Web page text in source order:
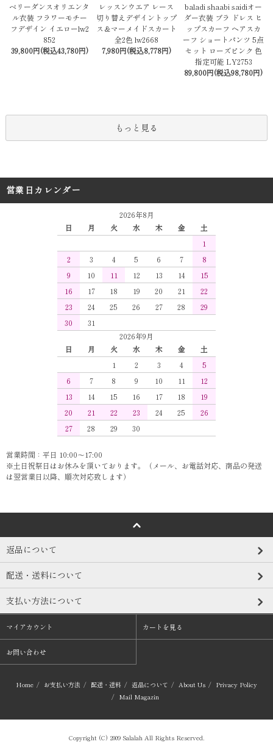
ベリーダンスオリエンタ
ル衣装 フラワーモチー
フデザイン イエローlw2
852
39,800円(税込43,780円)
レッスンウエア レース
切り替えデザイントップ
ス＆マーメイドスカート
全2色 lw2668
7,980円(税込8,778円)
baladi shaabi saidiオー
ダー衣装 ブラ ドレス ヒ
ップスカーフ ヘアスカ
ーフ ショートパンツ 5点
セット ローズピンク 色
指定可能 LY2753
89,800円(税込98,780円)
もっと見る
営業日カレンダー
2026年8月
日
月 火 水 木 金
土
1
2
3 4 5 6 7
8
9
10 11 12 13 14
15
16
17 18 19 20 21
22
23
24 25 26 27 28
29
30
31
2026年9月
日
月 火 水 木 金
土
1
2 3 4
5
6
7 8 9 10 11
12
13
14 15 16 17 18
19
20
21 22 23 24 25
26
27
28 29 30
営業時間：平日 10:00～17:00
※土日祝祭日はお休みを頂いております。（メール、お電話対応、商品の発送
は翌営業日以降、順次対応致します）
返品について
配送・送料について
支払い方法について
マイアカウント カートを見る
お問い合わせ
Home / お支払い方法 / 配送・送料 / 返品について / About Us / Privacy Policy
/ Mail Magazin
Copyright (C) 2009 Salalah All Rights Reserved.